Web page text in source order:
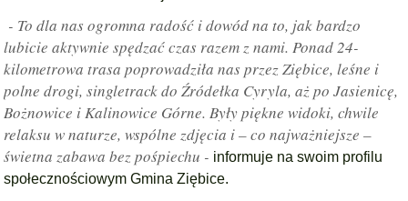
- To dla nas ogromna radość i dowód na to, jak bardzo
lubicie aktywnie spędzać czas razem z nami. Ponad 24-
kilometrowa trasa poprowadziła nas przez Ziębice, leśne i
polne drogi, singletrack do Źródełka Cyryla, aż po Jasienicę,
Bożnowice i Kalinowice Górne. Były piękne widoki, chwile
relaksu w naturze, wspólne zdjęcia i – co najważniejsze –
świetna zabawa bez pośpiechu - informuje na swoim profilu
społecznościowym Gmina Ziębice.